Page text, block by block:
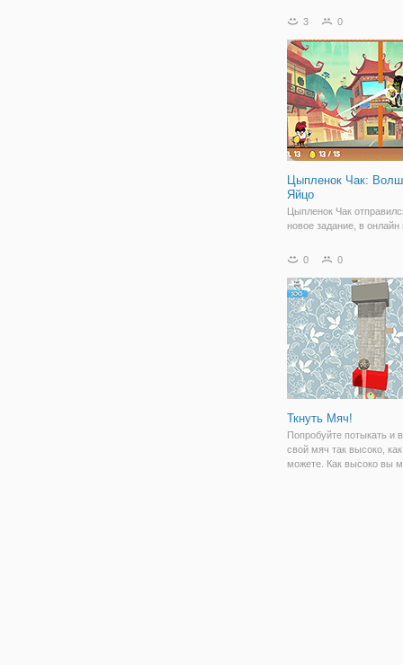
препятствия
режим" - результат, как в
"бесконечный
3 0
Цыпленок Чак:
Яйцо
Цыпленок Чак
новое задание, в онлайн
Здесь вам предстоит
Дон, Декс, доктор Минго
только. Игра
0 0
Ткнуть Мяч!
Попробуйте потыкать и
свой мяч так высоко,
можете. Как высоко вы